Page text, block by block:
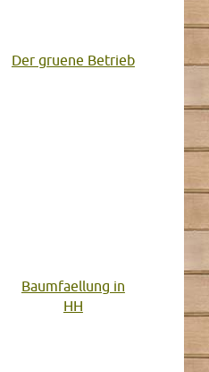
Der gruene Betrieb
Baumfaellung in
HH